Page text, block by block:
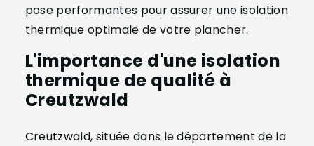
pose performantes pour assurer une isolation
thermique optimale de votre plancher.
L'importance d'une isolation
thermique de qualité à
Creutzwald
Creutzwald, située dans le département de la